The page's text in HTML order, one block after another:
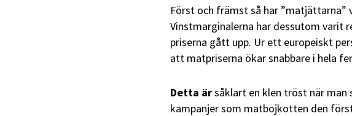
Först och främst så har ”matjättarna”
Vinstmarginalerna har dessutom varit
priserna gått upp. Ur ett europeiskt
att matpriserna ökar snabbare i hela
Detta ärsåklart en klen tröst när man
kampanjer som matbojkotten den